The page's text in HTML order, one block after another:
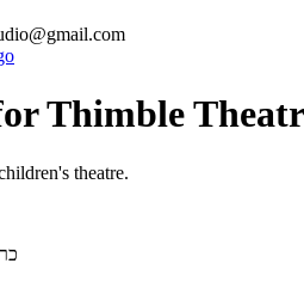
Thimble
theatre.